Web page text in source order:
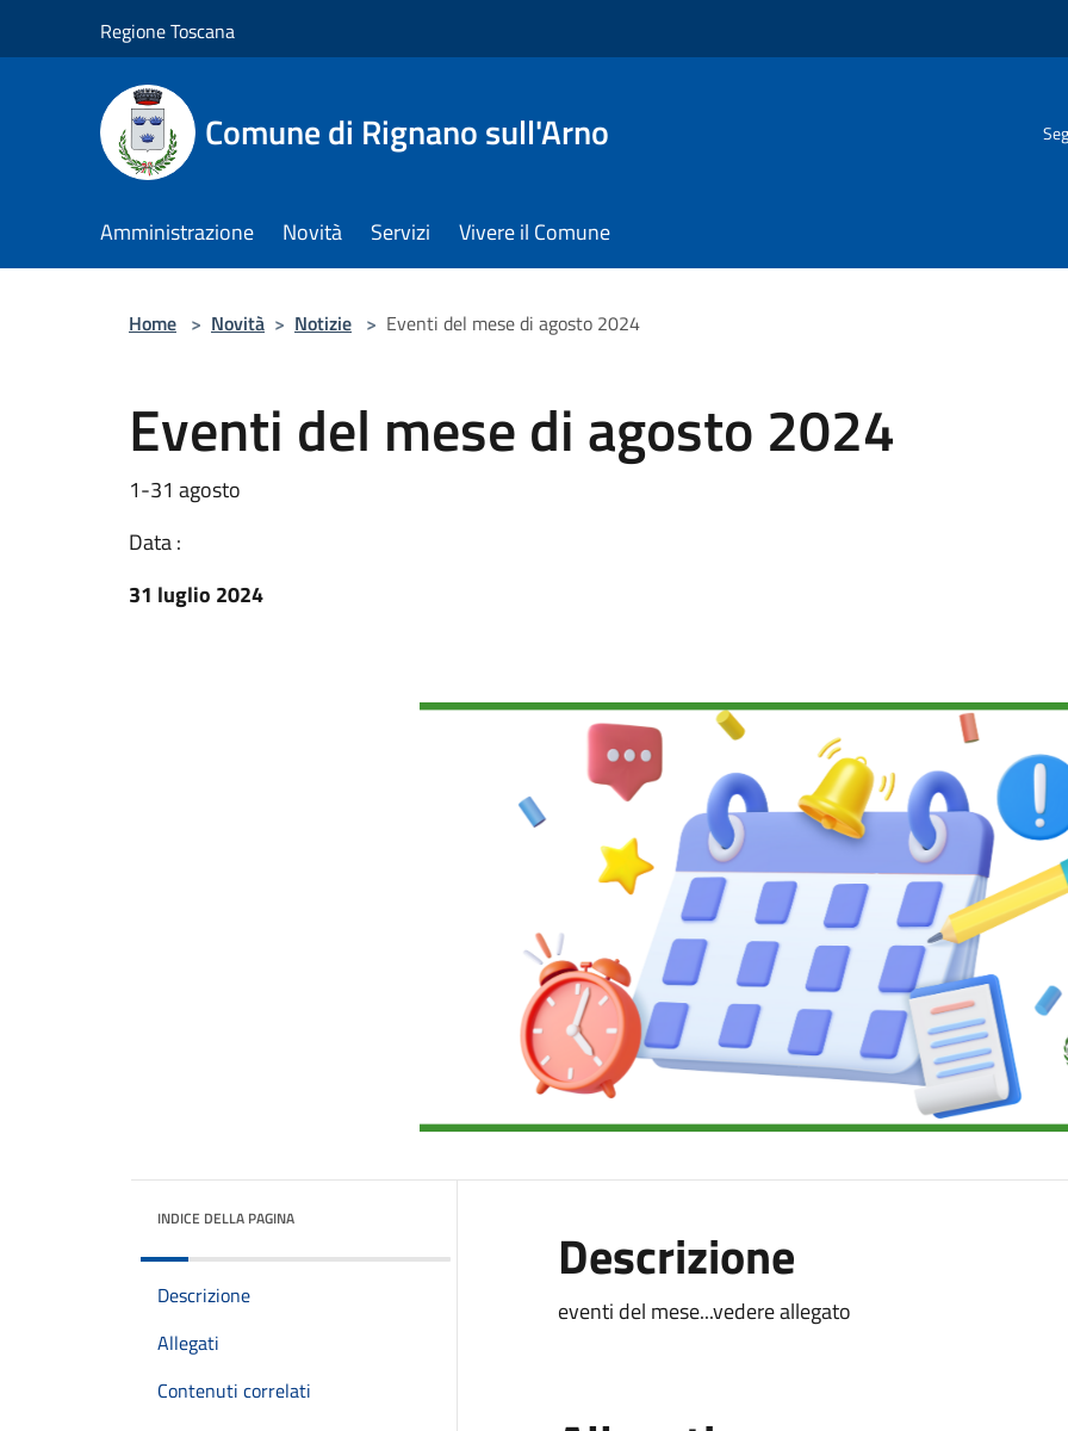
Regione Toscana
Comune di Rignano sull'Arno
Amministrazione Novità Servizi Vivere il Comune
Home > Novità > Notizie > Eventi del mese di agosto 2024
Eventi del mese di agosto 2024
1-31 agosto
Data :
31 luglio 2024
INDICE DELLA PAGINA
Descrizione
Allegati
Contenuti correlati
Descrizione
eventi del mese...vedere allegato